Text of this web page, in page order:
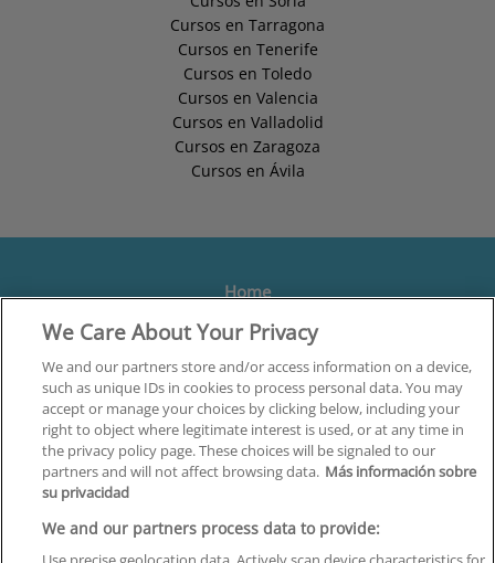
Cursos en Tarragona
Cursos en Tenerife
Cursos en Toledo
Cursos en Valencia
Cursos en Valladolid
Cursos en Zaragoza
Cursos en Ávila
Home
Formación
Centros
Orientación
Quiénes somos
Contacta
Aviso Legal
Política de Privacidad
We Care About Your Privacy
We and our partners store and/or access information on a device,
such as unique IDs in cookies to process personal data. You may
accept or manage your choices by clicking below, including your
right to object where legitimate interest is used, or at any time in
the privacy policy page. These choices will be signaled to our
partners and will not affect browsing data. Más información sobre
su privacidad
We and our partners process data to provide: